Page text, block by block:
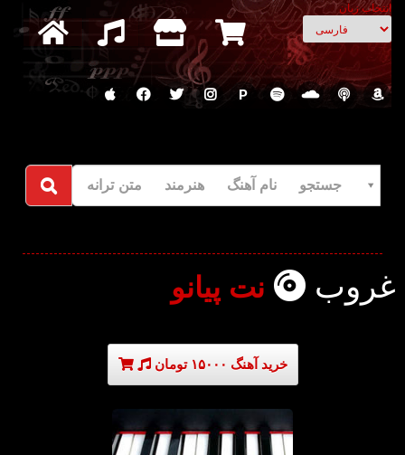
انتخاب زبان
P
جستجو نام آهنگ هنرمند متن ترانه
غروب نت پیانو
خرید آهنگ ۱۵۰۰۰ تومان